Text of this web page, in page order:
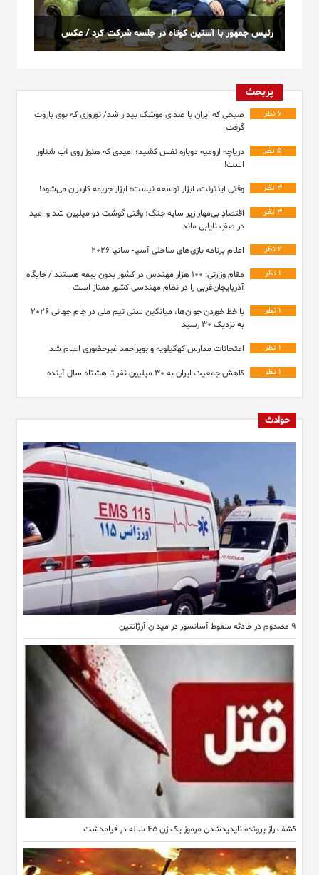
مدیرعامل شیائومی با ایلان ماسک سلفی گرفت
پربحث
۶ نظر
صبحی که ایران با صدای موشک بیدار شد/ نوروزی که بوی باروت
گرفت
۵ نظر
دریاچه ارومیه دوباره نفس کشید؛ امیدی که هنوز روی آب شناور
است!
۳ نظر وقتی اینترنت، ابزار توسعه نیست؛ ابزار جریمه کاربران می‌شود!
۳ نظر
اقتصادِ بی‌مهار زیر سایه جنگ؛ وقتی گوشت دو میلیون شد و امید
در صفِ نایابی ماند
۲ نظر اعلام برنامه بازی‌های ساحلی آسیا- سانیا ۲۰۲۶
۱ نظر
مقام وزارتی: ۱۰۰ هزار مهندس در کشور بدون بیمه هستند / جایگاه
آذربایجان‌غربی را در نظام مهندسی کشور ممتاز است
۱ نظر
با خط خوردن جوان‌ها، میانگین سنی تیم ملی در جام جهانی ۲۰۲۶
به نزدیک ۳۰ رسید
۱ نظر امتحانات مدارس کهگیلویه و بویراحمد غیرحضوری اعلام شد
۱ نظر کاهش جمعیت ایران به ۳۰ میلیون نفر تا هشتاد سال آینده
حوادث
۹ مصدوم در حادثه سقوط آسانسور در میدان آرژانتین
کشف راز پرونده ناپدیدشدن مرموز یک زن ۴۵ ساله در قیامدشت